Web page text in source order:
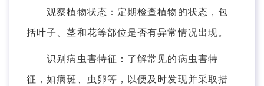
观察植物状态：定期检查植物的状态，包
括叶子、茎和花等部位是否有异常情况出现。
识别病虫害特征：了解常见的病虫害特
征，如病斑、虫卵等，以便及时发现并采取措